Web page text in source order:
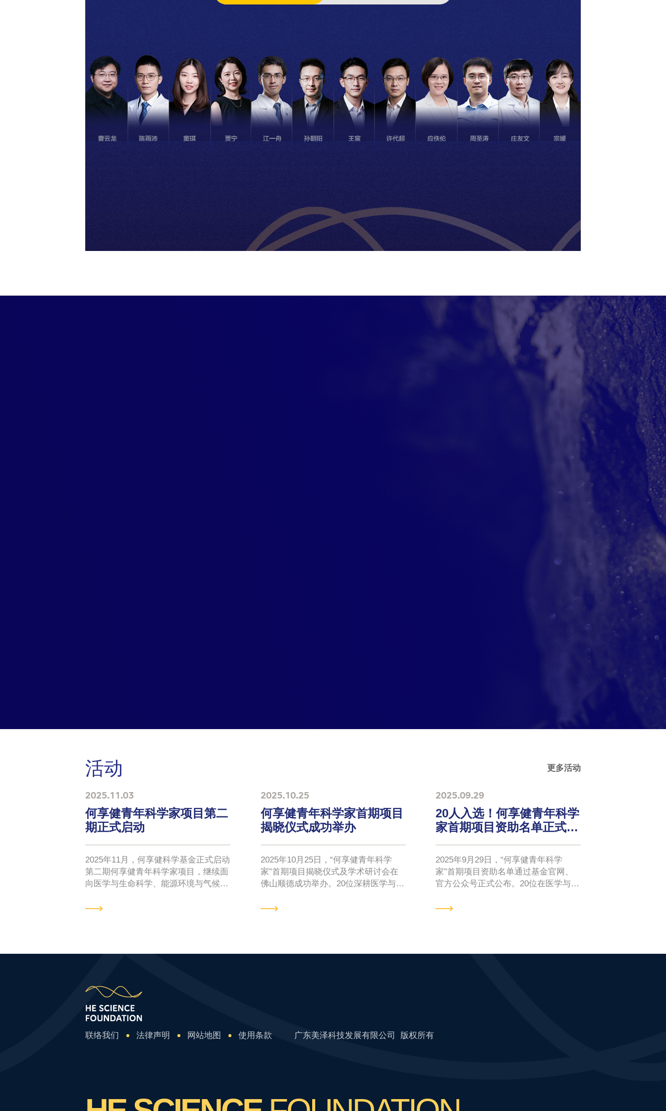
活动 更多活动
2025.11.03
何享健青年科学家项目第二
期正式启动
2025年11月，何享健科学基金正式启动
第二期何享健青年科学家项目，继续面
向医学与生命科学、能源环境与气候变
青年科学家，助力其在应用基础研究领
2025.10.25
何享健青年科学家首期项目
揭晓仪式成功举办
2025年10月25日，“何享健青年科学
家”首期项目揭晓仪式及学术研讨会在
佛山顺德成功举办。20位深耕医学与生
年科学家获颁资助...
2025.09.29
20人入选！何享健青年科学
家首期项目资助名单正式揭
晓
2025年9月29日，“何享健青年科学
家”首期项目资助名单通过基金官网、
官方公众号正式公布。20位在医学与生
的青年科学家成功入...
联络我们 法律声明 网站地图 使用条款 广东美泽科技发展有限公司 版权所有